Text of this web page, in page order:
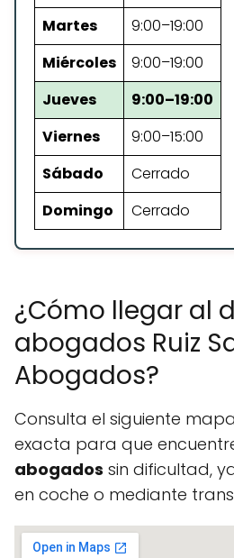
Martes
9:00–19:00
Miércoles
9:00–19:00
Jueves
9:00–19:00
Viernes
9:00–15:00
Sábado
Cerrado
Domingo
Cerrado
¿Cómo llegar al
abogados Ruiz
Abogados?
Consulta el siguiente
exacta para que
abogados sin dificultad,
en coche o mediante